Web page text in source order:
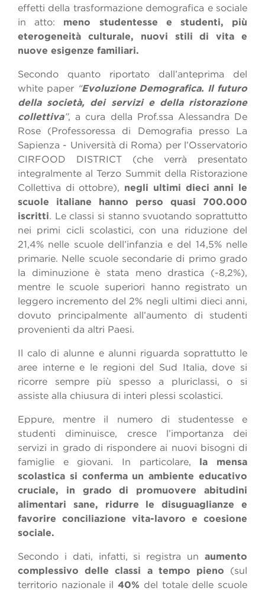
effetti della trasformazione demografica e sociale
in atto: meno studentesse e studenti, più
eterogeneità culturale, nuovi stili di vita e
nuove esigenze familiari.
Secondo quanto riportato dall’anteprima del
white paper “Evoluzione Demografica. Il futuro
della società, dei servizi e della ristorazione
collettiva”, a cura della Prof.ssa Alessandra De
Rose (Professoressa di Demografia presso La
Sapienza - Università di Roma) per l’Osservatorio
CIRFOOD DISTRICT (che verrà presentato
integralmente al Terzo Summit della Ristorazione
Collettiva di ottobre), negli ultimi dieci anni le
scuole italiane hanno perso quasi 700.000
iscritti. Le classi si stanno svuotando soprattutto
nei primi cicli scolastici, con una riduzione del
21,4% nelle scuole dell’infanzia e del 14,5% nelle
primarie. Nelle scuole secondarie di primo grado
la diminuzione è stata meno drastica (-8,2%),
mentre le scuole superiori hanno registrato un
leggero incremento del 2% negli ultimi dieci anni,
dovuto principalmente all’aumento di studenti
provenienti da altri Paesi.
Il calo di alunne e alunni riguarda soprattutto le
aree interne e le regioni del Sud Italia, dove si
ricorre sempre più spesso a pluriclassi, o si
assiste alla chiusura di interi plessi scolastici.
Eppure, mentre il numero di studentesse e
studenti diminuisce, cresce l’importanza dei
servizi in grado di rispondere ai nuovi bisogni di
famiglie e giovani. In particolare, la mensa
scolastica si conferma un ambiente educativo
cruciale, in grado di promuovere abitudini
alimentari sane, ridurre le disuguaglianze e
favorire conciliazione vita-lavoro e coesione
sociale.
Secondo i dati, infatti, si registra un aumento
complessivo delle classi a tempo pieno (sul
territorio nazionale il40% del totale delle scuole